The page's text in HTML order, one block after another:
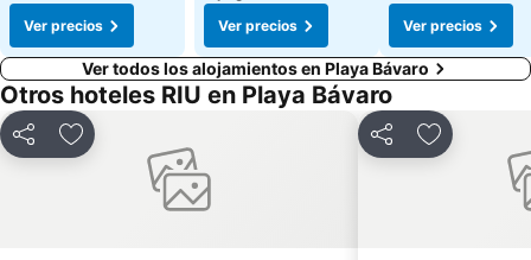
Ver precios
Ver precios
Ver precios
Ver todos los alojamientos en Playa Bávaro
Otros hoteles RIU en Playa Bávaro
CompartirAñadir a favoritos CompartirAñadir a